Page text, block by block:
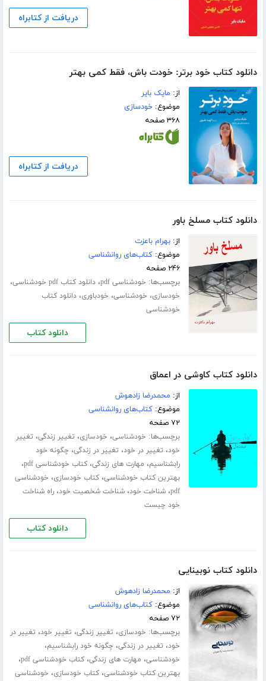
دریافت از کتابراه
دانلود کتاب خود برتر: خودت باش، فقط کمی بهتر
از: مایک بایر
موضوع:خودسازی
۳۶۸ صفحه
دریافت از کتابراه
دانلود کتاب مسلخ باور
از:بهرام باعزت
موضوع:کتاب‌های روانشناسی
۲۴۶ صفحه
برچسب‌ها: خودشناسی pdf ،دانلود کتاب pdf خودشناسی ،
خودسازی، خودشناسی، خودباوری،دانلود کتاب
خودشناسی
دانلود کتاب
دانلود کتاب کاوشی در اعماق
از: محمدرضا زادهوش
موضوع:کتاب‌های روانشناسی
۷۲ صفحه
برچسب‌ها: خودشناسی، خودسازی، تغییر زندگی، تغییر
خود، تغییر در خود، تغییر در زندگی، چگونه خود
رابشناسیم، مهارت های زندگی،کتاب خودشناسی pdf ،
بهترین کتاب خودشناسی،کتاب خودسازی، خودشناسی
pdf،شناخت خود،شناخت شخصیت خود،راه شناخت
خود چیست
دانلود کتاب
دانلود کتاب نوبینایی
از: محمدرضا زادهوش
موضوع:کتاب‌های روانشناسی
۷۲ صفحه
برچسب‌ها: خودسازی، تغییر زندگی، تغییر خود، تغییر در
خود، تغییر در زندگی، چگونه خود رابشناسیم،
خودشناسی، مهارت های زندگی،کتاب خودشناسی pdf ،
بهترین کتاب خودشناسی،کتاب خودسازی، خودشناسی